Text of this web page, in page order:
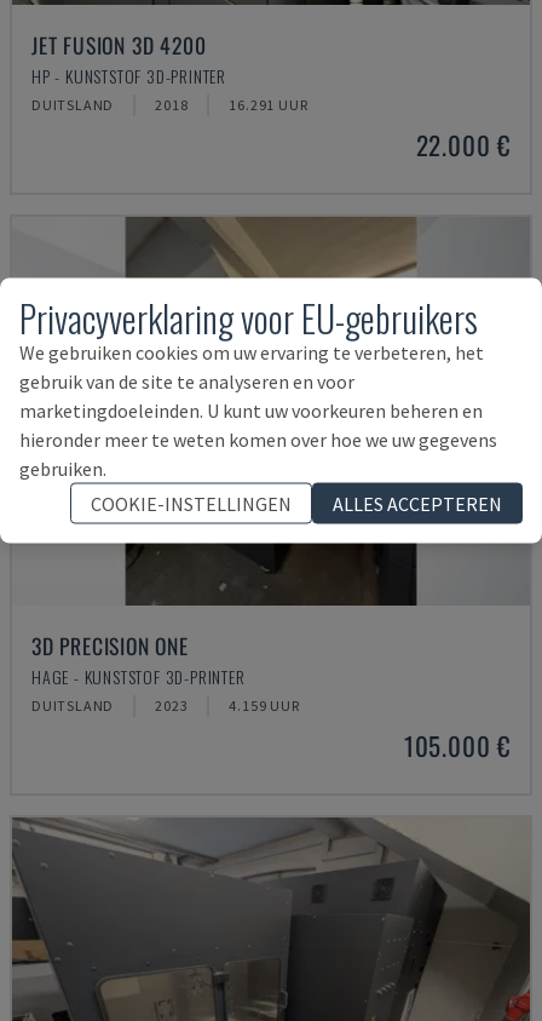
JET FUSION 3D 4200
HP - KUNSTSTOF 3D-PRINTER
DUITSLAND 2018 16.291 UUR
22.000 €
3D PRECISION ONE
HAGE - KUNSTSTOF 3D-PRINTER
DUITSLAND 2023 4.159 UUR
105.000 €
Privacyverklaring voor EU-gebruikers
We gebruiken cookies om uw ervaring te verbeteren, het
gebruik van de site te analyseren en voor
marketingdoeleinden. U kunt uw voorkeuren beheren en
hieronder meer te weten komen over hoe we uw gegevens
gebruiken.
COOKIE-INSTELLINGEN
ALLES ACCEPTEREN